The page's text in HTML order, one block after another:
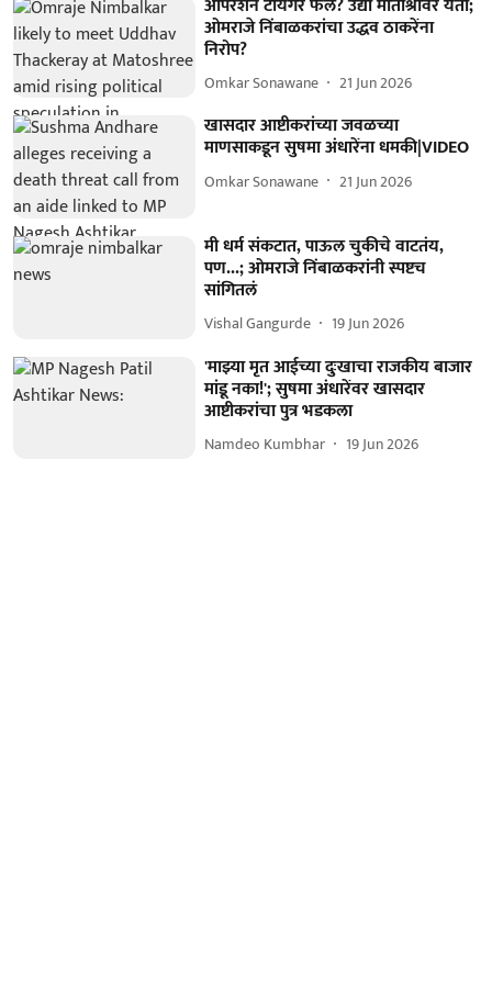
ओमराजे निंबाळकरांचा उद्धव ठाकरेंना
निरोप?
Omkar Sonawane 21 Jun 2026
खासदार आष्टीकरांच्या जवळच्या
माणसाकडून सुषमा अंधारेंना धमकी|VIDEO
Omkar Sonawane 21 Jun 2026
मी धर्म संकटात, पाऊल चुकीचे वाटतंय,
पण...; ओमराजे निंबाळकरांनी स्पष्टच
सांगितलं
Vishal Gangurde 19 Jun 2026
'माझ्या मृत आईच्या दुःखाचा राजकीय बाजार
मांडू नका!'; सुषमा अंधारेंवर खासदार
आष्टीकरांचा पुत्र भडकला
Namdeo Kumbhar 19 Jun 2026